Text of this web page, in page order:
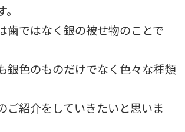
歯ではなく銀の被せ物のことで
銀色のものだけでなく色々な種類
ご紹介をしていきたいと思いま